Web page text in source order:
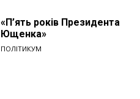
«П’ять років Президента
Ющенка»
ПОЛІТИКУМ